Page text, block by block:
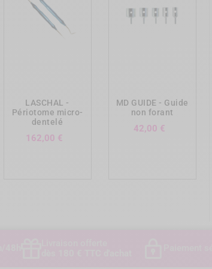
LASCHAL -
Périotome micro-
dentelé
162,00 €
MD GUIDE - Guide
non forant
42,00 €